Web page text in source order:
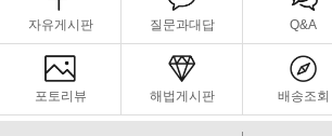
자유게시판 질문과대답 Q&A
포토리뷰 해법게시판 배송조회